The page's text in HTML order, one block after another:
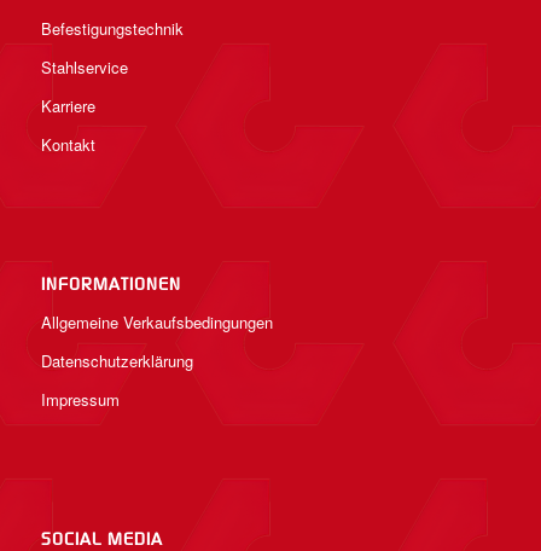
Befestigungstechnik
Stahlservice
Karriere
Kontakt
INFORMATIONEN
Allgemeine Verkaufsbedingungen
Datenschutzerklärung
Impressum
SOCIAL MEDIA